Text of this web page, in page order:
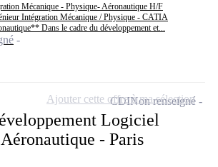
Mécanique - Physique- Aéronautique H/F
Intégration Mécanique / Physique - CATIA
Dans le cadre du développement et...
Logiciel
- Paris
CDINon renseigné
Ajouter cette offre à ma sélection